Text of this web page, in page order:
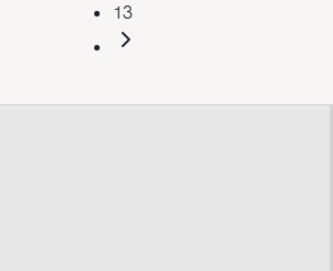
13